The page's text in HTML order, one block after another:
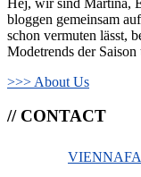
bloggen gemeinsam
schon vermuten lässt,
Modetrends der
>>> About Us
// CONTACT